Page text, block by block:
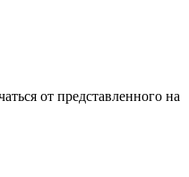
от представленного на